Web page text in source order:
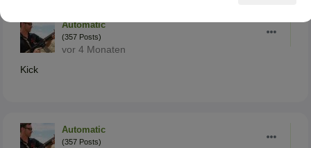
Automatic
(357 Posts)
vor 4 Monaten
Kick
Automatic
(357 Posts)